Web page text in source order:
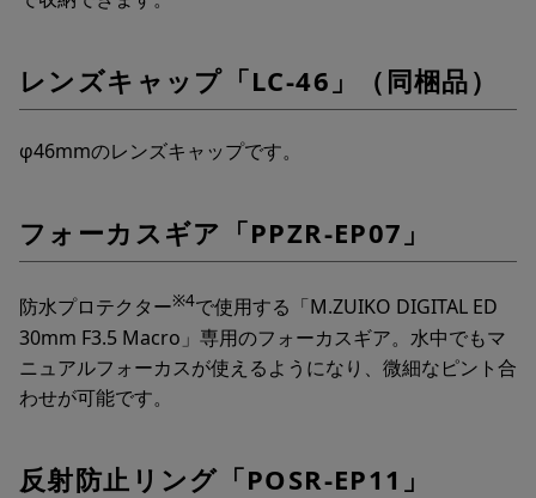
レンズキャップ「LC-46」（同梱品）
φ46mmのレンズキャップです。
フォーカスギア「PPZR-EP07」
防水プロテクター※4で使用する「M.ZUIKO DIGITAL ED
30mm F3.5 Macro」専用のフォーカスギア。水中でもマ
ニュアルフォーカスが使えるようになり、微細なピント合
わせが可能です。
反射防止リング「POSR-EP11」